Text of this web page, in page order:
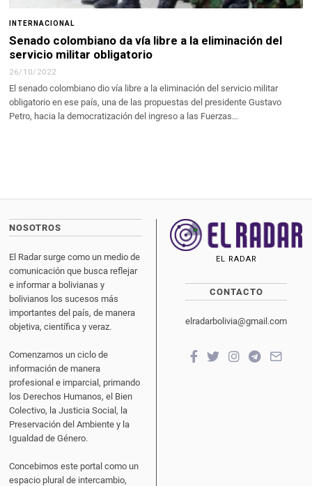
INTERNACIONAL
Senado colombiano da vía libre a la eliminación del
servicio militar obligatorio
26/10/2022
El senado colombiano dio vía libre a la eliminación del servicio militar
obligatorio en ese país, una de las propuestas del presidente Gustavo
Petro, hacia la democratización del ingreso a las Fuerzas…
NOSOTROS
El Radar surge como un medio de
comunicación que busca reflejar
e informar a bolivianas y
bolivianos los sucesos más
importantes del país, de manera
objetiva, científica y veraz.
Comenzamos un ciclo de
información de manera
profesional e imparcial, primando
los Derechos Humanos, el Bien
Colectivo, la Justicia Social, la
Preservación del Ambiente y la
Igualdad de Género.
Concebimos este portal como un
espacio plural de intercambio,
EL RADAR
CONTACTO
elradarbolivia@gmail.com